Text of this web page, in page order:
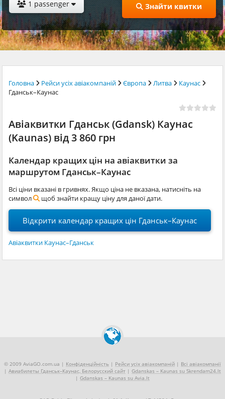
1 passenger Знайти квитки
Головна Рейси усіх авіакомпаній Європа Литва
Каунас
Гданськ–Каунас
Авіаквитки Гданськ (Gdansk) Каунас
(Kaunas) від 3 860 грн
Календар кращих цін на авіаквитки за
маршрутом Гданськ–Каунас
Всі ціни вказані в гривнях. Якщо ціна не вказана, натисніть на
символ
щоб знайти кращу ціну для даної дати.
Відкрити календар кращих цін Гданськ–Каунас
Авіаквитки Каунас–Гданськ
© 2009 AviaGO.com.ua | Конфіденційність | Рейси усіх авіакомпаній | Всі авіакомпанії
| Авиабилеты Гданськ–Каунас, Белорусский сайт | Gdanskas – Kaunas su Skrendam24.lt
| Gdanskas – Kaunas su Avia.lt